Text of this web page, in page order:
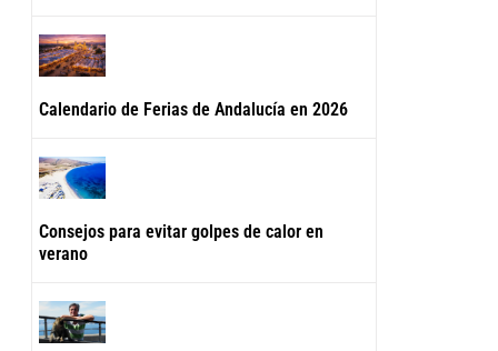
Calendario de Ferias de Andalucía en 2026
Consejos para evitar golpes de calor en
verano